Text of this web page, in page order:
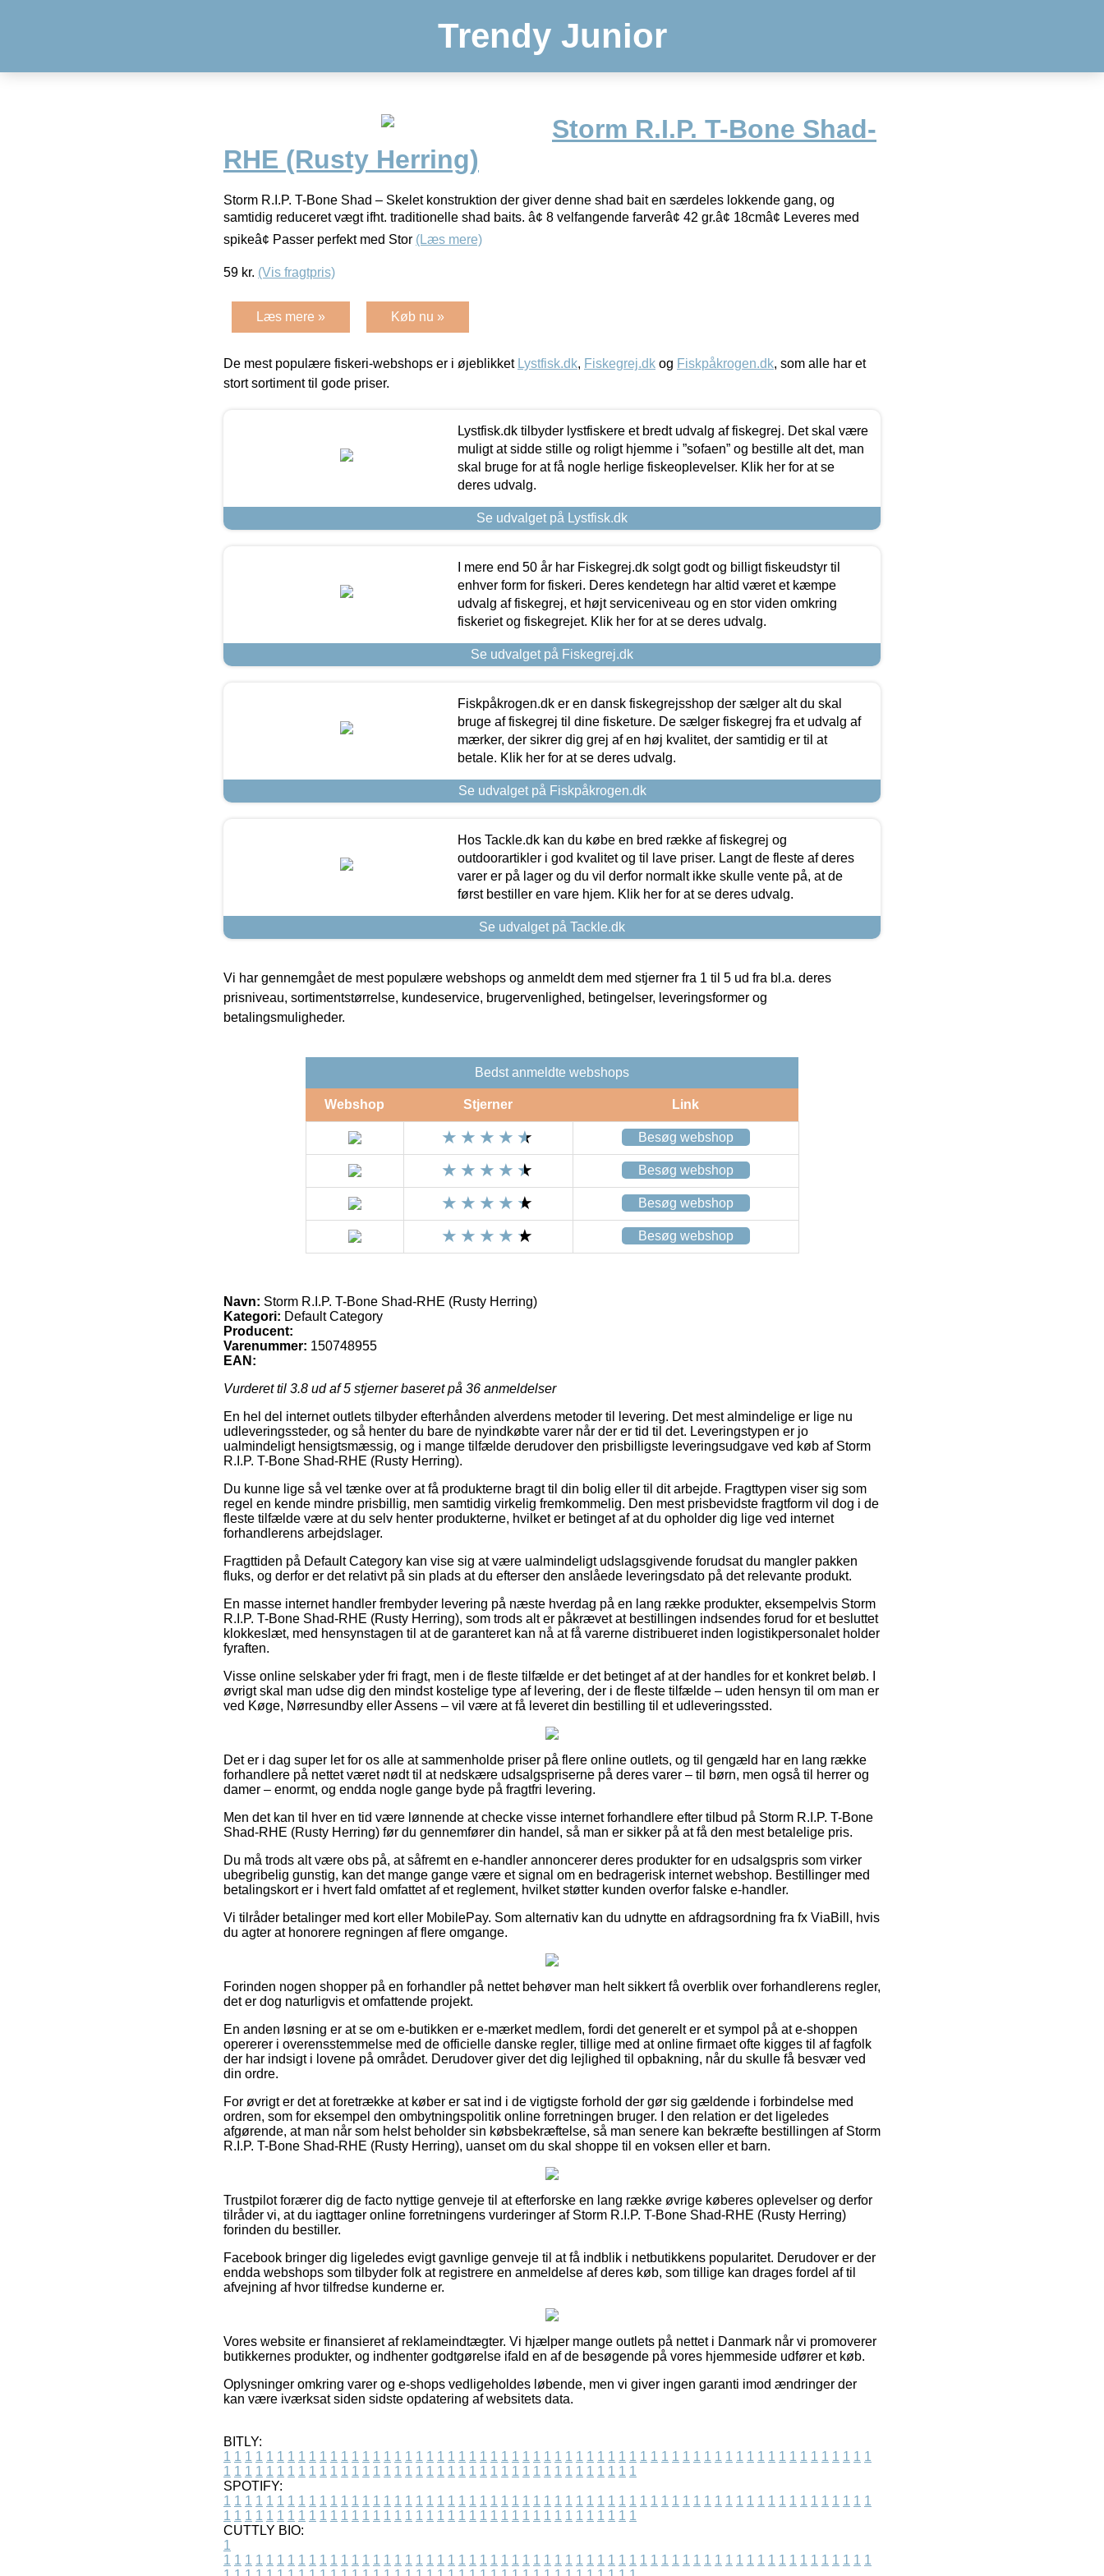
Trendy Junior
Storm R.I.P. T-Bone Shad-
RHE (Rusty Herring)
Storm R.I.P. T-Bone Shad – Skelet konstruktion der giver denne shad bait en særdeles lokkende gang, og
samtidig reduceret vægt ifht. traditionelle shad baits. â¢ 8 velfangende farverâ¢ 42 gr.â¢ 18cmâ¢ Leveres med
spikeâ¢ Passer perfekt med Stor (Læs mere)
59 kr. (Vis fragtpris)
Læs mere » Køb nu »
De mest populære fiskeri-webshops er i øjeblikket Lystfisk.dk, Fiskegrej.dk og Fiskpåkrogen.dk, som alle har et
stort sortiment til gode priser.
Lystfisk.dk tilbyder lystfiskere et bredt udvalg af fiskegrej. Det skal være
muligt at sidde stille og roligt hjemme i ”sofaen” og bestille alt det, man
skal bruge for at få nogle herlige fiskeoplevelser. Klik her for at se
deres udvalg.
Se udvalget på Lystfisk.dk
I mere end 50 år har Fiskegrej.dk solgt godt og billigt fiskeudstyr til
enhver form for fiskeri. Deres kendetegn har altid været et kæmpe
udvalg af fiskegrej, et højt serviceniveau og en stor viden omkring
fiskeriet og fiskegrejet. Klik her for at se deres udvalg.
Se udvalget på Fiskegrej.dk
Fiskpåkrogen.dk er en dansk fiskegrejsshop der sælger alt du skal
bruge af fiskegrej til dine fisketure. De sælger fiskegrej fra et udvalg af
mærker, der sikrer dig grej af en høj kvalitet, der samtidig er til at
betale. Klik her for at se deres udvalg.
Se udvalget på Fiskpåkrogen.dk
Hos Tackle.dk kan du købe en bred række af fiskegrej og
outdoorartikler i god kvalitet og til lave priser. Langt de fleste af deres
varer er på lager og du vil derfor normalt ikke skulle vente på, at de
først bestiller en vare hjem. Klik her for at se deres udvalg.
Se udvalget på Tackle.dk
Vi har gennemgået de mest populære webshops og anmeldt dem med stjerner fra 1 til 5 ud fra bl.a. deres
prisniveau, sortimentstørrelse, kundeservice, brugervenlighed, betingelser, leveringsformer og
betalingsmuligheder.
Bedst anmeldte webshops
Webshop Stjerner Link
Besøg webshop
Besøg webshop
Besøg webshop
Besøg webshop
Navn: Storm R.I.P. T-Bone Shad-RHE (Rusty Herring)
Kategori: Default Category
Producent:
Varenummer: 150748955
EAN:
Vurderet til 3.8 ud af 5 stjerner baseret på 36 anmeldelser
En hel del internet outlets tilbyder efterhånden alverdens metoder til levering. Det mest almindelige er lige nu
udleveringssteder, og så henter du bare de nyindkøbte varer når der er tid til det. Leveringstypen er jo
ualmindeligt hensigtsmæssig, og i mange tilfælde derudover den prisbilligste leveringsudgave ved køb af Storm
R.I.P. T-Bone Shad-RHE (Rusty Herring).
Du kunne lige så vel tænke over at få produkterne bragt til din bolig eller til dit arbejde. Fragttypen viser sig som
regel en kende mindre prisbillig, men samtidig virkelig fremkommelig. Den mest prisbevidste fragtform vil dog i de
fleste tilfælde være at du selv henter produkterne, hvilket er betinget af at du opholder dig lige ved internet
forhandlerens arbejdslager.
Fragttiden på Default Category kan vise sig at være ualmindeligt udslagsgivende forudsat du mangler pakken
fluks, og derfor er det relativt på sin plads at du efterser den anslåede leveringsdato på det relevante produkt.
En masse internet handler frembyder levering på næste hverdag på en lang række produkter, eksempelvis Storm
R.I.P. T-Bone Shad-RHE (Rusty Herring), som trods alt er påkrævet at bestillingen indsendes forud for et besluttet
klokkeslæt, med hensynstagen til at de garanteret kan nå at få varerne distribueret inden logistikpersonalet holder
fyraften.
Visse online selskaber yder fri fragt, men i de fleste tilfælde er det betinget af at der handles for et konkret beløb. I
øvrigt skal man udse dig den mindst kostelige type af levering, der i de fleste tilfælde – uden hensyn til om man er
ved Køge, Nørresundby eller Assens – vil være at få leveret din bestilling til et udleveringssted.
Det er i dag super let for os alle at sammenholde priser på flere online outlets, og til gengæld har en lang række
forhandlere på nettet været nødt til at nedskære udsalgspriserne på deres varer – til børn, men også til herrer og
damer – enormt, og endda nogle gange byde på fragtfri levering.
Men det kan til hver en tid være lønnende at checke visse internet forhandlere efter tilbud på Storm R.I.P. T-Bone
Shad-RHE (Rusty Herring) før du gennemfører din handel, så man er sikker på at få den mest betalelige pris.
Du må trods alt være obs på, at såfremt en e-handler annoncerer deres produkter for en udsalgspris som virker
ubegribelig gunstig, kan det mange gange være et signal om en bedragerisk internet webshop. Bestillinger med
betalingskort er i hvert fald omfattet af et reglement, hvilket støtter kunden overfor falske e-handler.
Vi tilråder betalinger med kort eller MobilePay. Som alternativ kan du udnytte en afdragsordning fra fx ViaBill, hvis
du agter at honorere regningen af flere omgange.
Forinden nogen shopper på en forhandler på nettet behøver man helt sikkert få overblik over forhandlerens regler,
det er dog naturligvis et omfattende projekt.
En anden løsning er at se om e-butikken er e-mærket medlem, fordi det generelt er et sympol på at e-shoppen
opererer i overensstemmelse med de officielle danske regler, tillige med at online firmaet ofte kigges til af fagfolk
der har indsigt i lovene på området. Derudover giver det dig lejlighed til opbakning, når du skulle få besvær ved
din ordre.
For øvrigt er det at foretrække at køber er sat ind i de vigtigste forhold der gør sig gældende i forbindelse med
ordren, som for eksempel den ombytningspolitik online forretningen bruger. I den relation er det ligeledes
afgørende, at man når som helst beholder sin købsbekræftelse, så man senere kan bekræfte bestillingen af Storm
R.I.P. T-Bone Shad-RHE (Rusty Herring), uanset om du skal shoppe til en voksen eller et barn.
Trustpilot forærer dig de facto nyttige genveje til at efterforske en lang række øvrige køberes oplevelser og derfor
tilråder vi, at du iagttager online forretningens vurderinger af Storm R.I.P. T-Bone Shad-RHE (Rusty Herring)
forinden du bestiller.
Facebook bringer dig ligeledes evigt gavnlige genveje til at få indblik i netbutikkens popularitet. Derudover er der
endda webshops som tilbyder folk at registrere en anmeldelse af deres køb, som tillige kan drages fordel af til
afvejning af hvor tilfredse kunderne er.
Vores website er finansieret af reklameindtægter. Vi hjælper mange outlets på nettet i Danmark når vi promoverer
butikkernes produkter, og indhenter godtgørelse ifald en af de besøgende på vores hjemmeside udfører et køb.
Oplysninger omkring varer og e-shops vedligeholdes løbende, men vi giver ingen garanti imod ændringer der
kan være iværksat siden sidste opdatering af websitets data.
BITLY:
1 1 1 1 1 1 1 1 1 1 1 1 1 1 1 1 1 1 1 1 1 1 1 1 1 1 1 1 1 1 1 1 1 1 1 1 1 1 1 1 1 1 1 1 1 1 1 1 1 1 1 1 1 1 1 1 1 1 1 1 1
1 1 1 1 1 1 1 1 1 1 1 1 1 1 1 1 1 1 1 1 1 1 1 1 1 1 1 1 1 1 1 1 1 1 1 1 1 1 1
SPOTIFY:
1 1 1 1 1 1 1 1 1 1 1 1 1 1 1 1 1 1 1 1 1 1 1 1 1 1 1 1 1 1 1 1 1 1 1 1 1 1 1 1 1 1 1 1 1 1 1 1 1 1 1 1 1 1 1 1 1 1 1 1 1
1 1 1 1 1 1 1 1 1 1 1 1 1 1 1 1 1 1 1 1 1 1 1 1 1 1 1 1 1 1 1 1 1 1 1 1 1 1 1
CUTTLY BIO:
1
1 1 1 1 1 1 1 1 1 1 1 1 1 1 1 1 1 1 1 1 1 1 1 1 1 1 1 1 1 1 1 1 1 1 1 1 1 1 1 1 1 1 1 1 1 1 1 1 1 1 1 1 1 1 1 1 1 1 1 1 1